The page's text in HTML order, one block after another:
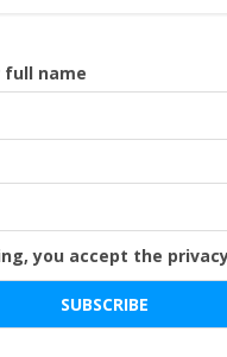
full name
you accept the